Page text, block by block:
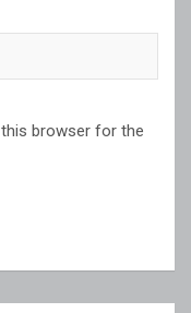
browser for the